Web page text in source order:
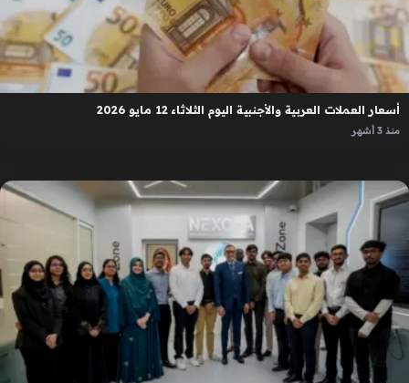
أسعار العملات العربية والأجنبية اليوم الثلاثاء 12 مايو 2026
منذ 3 أشهر